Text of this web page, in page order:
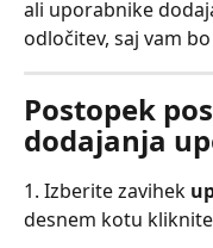
ali uporabnike
odločitev, saj vam
Postopek
dodajanja
1. Izberite zavihek
desnem kotu